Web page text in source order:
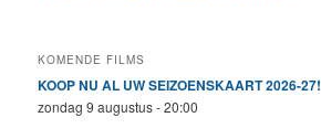
KOMENDE FILMS
KOOP NU AL UW SEIZOENSKAART 2026-27!
zondag 9 augustus - 20:00